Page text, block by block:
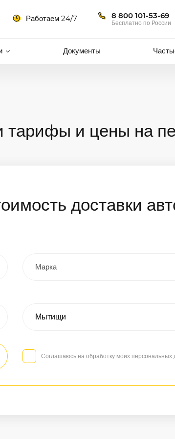
Работаем 24/7 8 800 101-53-69
Бесплатно по России
Документы
и цены на
доставки
Соглашаюсь на обработку моих персональных